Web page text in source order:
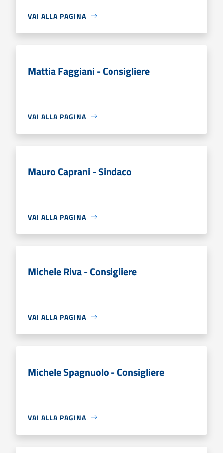
VAI ALLA PAGINA
Mattia Faggiani - Consigliere
VAI ALLA PAGINA
Mauro Caprani - Sindaco
VAI ALLA PAGINA
Michele Riva - Consigliere
VAI ALLA PAGINA
Michele Spagnuolo - Consigliere
VAI ALLA PAGINA